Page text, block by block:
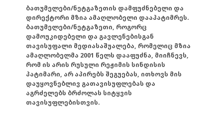
ბათუმელები/ნეტგაზეთის დამფუძნებელი და
დირექტორი მზია ამაღლობელი დააპატიმრეს.
ბათუმელები/ნეტგაზეთი, როგორც
დამოუკიდებელი და გავლენებისგან
თავისუფალი მედიასაშუალება, რომელიც მზია
ამაღლობელმა 2001 წელს დააფუძნა, მიიჩნევს,
რომ ის არის რუსული რეჟიმის სინდისის
პატიმარი, არ აპირებს შეგუებას, ითხოვს მის
დაუყოვნებლივ გათავისუფლებას და
აგრძელებს ბრძოლას სიტყვის
თავისუფლებისთვის.